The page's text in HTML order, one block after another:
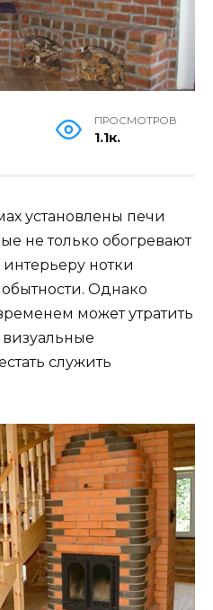
ПРОСМОТРОВ
1.1к.
установлены печи
не только обогревают
нотки
Однако
может утратить
служить